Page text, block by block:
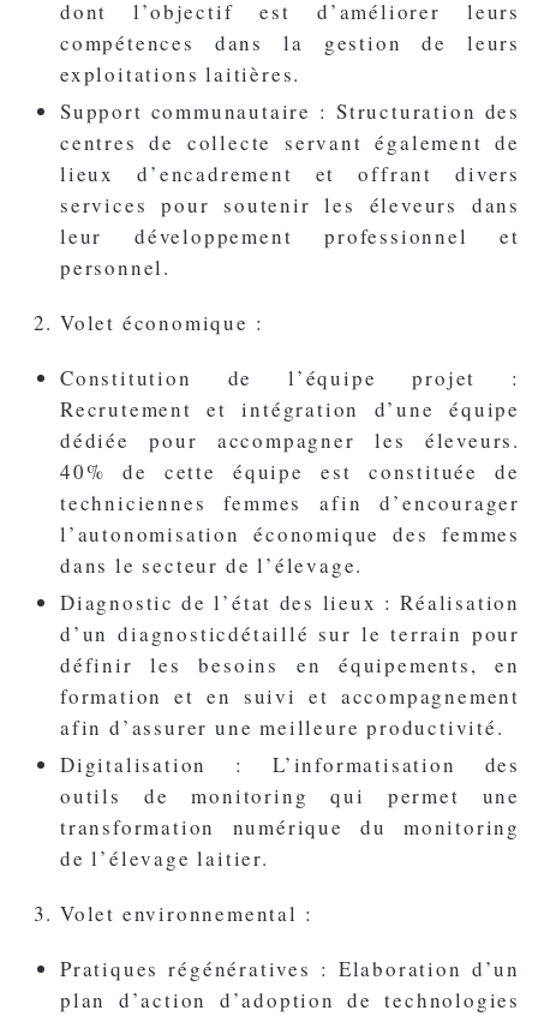
dont l’objectif est d’améliorer leurs
compétences dans la gestion de leurs
exploitations laitières.
Support communautaire : Structuration des
centres de collecte servant également de
lieux d’encadrement et offrant divers
services pour soutenir les éleveurs dans
leur développement professionnel et
personnel.
Volet économique :
Constitution de l’équipe projet :
Recrutement et intégration d’une équipe
dédiée pour accompagner les éleveurs.
40% de cette équipe est constituée de
techniciennes femmes afin d’encourager
l’autonomisation économique des femmes
dans le secteur de l’élevage.
Diagnostic de l’état des lieux : Réalisation
d’un diagnosticdétaillé sur le terrain pour
définir les besoins en équipements, en
formation et en suivi et accompagnement
afin d’assurer une meilleure productivité.
Digitalisation : L’informatisation des
outils de monitoring qui permet une
transformation numérique du monitoring
de l’élevage laitier.
Volet environnemental :
Pratiques régénératives : Elaboration d’un
plan d’action d’adoption de technologies